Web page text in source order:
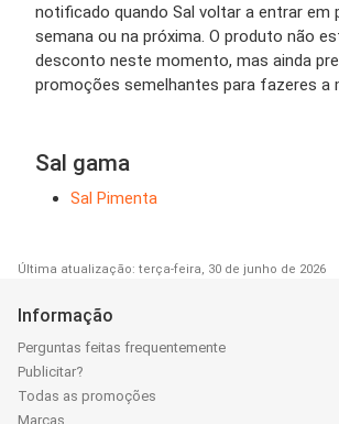
notificado quando Sal voltar a entrar em
semana ou na próxima. O produto não
desconto neste momento, mas ainda
promoções semelhantes para fazeres a
Sal gama
Sal Pimenta
Última atualização: terça-feira, 30 de junho de 2026
Informação
Perguntas feitas frequentemente
Publicitar?
Todas as promoções
Marcas